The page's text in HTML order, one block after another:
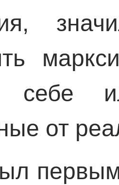
себе
от
первым